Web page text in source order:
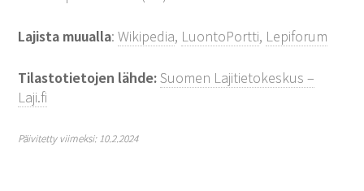
Lajista muualla:Wikipedia, LuontoPortti, Lepiforum
Tilastotietojen lähde:Suomen Lajitietokeskus –
Laji.fi
Päivitetty viimeksi: 10.2.2024